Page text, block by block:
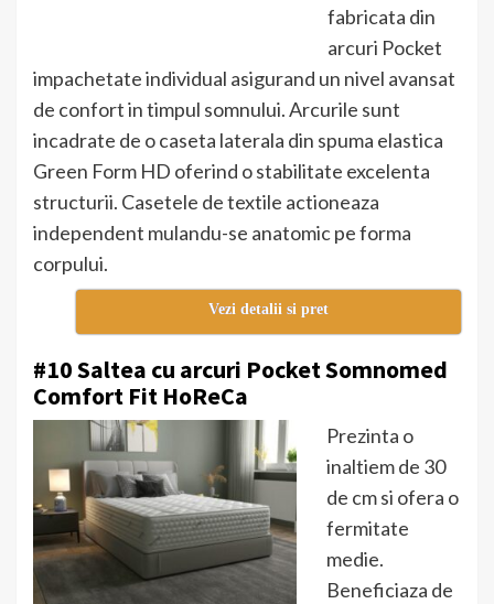
fabricata din
arcuri Pocket
impachetate individual asigurand un nivel avansat
de confort in timpul somnului. Arcurile sunt
incadrate de o caseta laterala din spuma elastica
Green Form HD oferind o stabilitate excelenta
structurii. Casetele de textile actioneaza
independent mulandu-se anatomic pe forma
corpului.
Vezi detalii si pret
#10 Saltea cu arcuri Pocket Somnomed
Comfort Fit HoReCa
Prezinta o
inaltiem de 30
de cm si ofera o
fermitate
medie.
Beneficiaza de